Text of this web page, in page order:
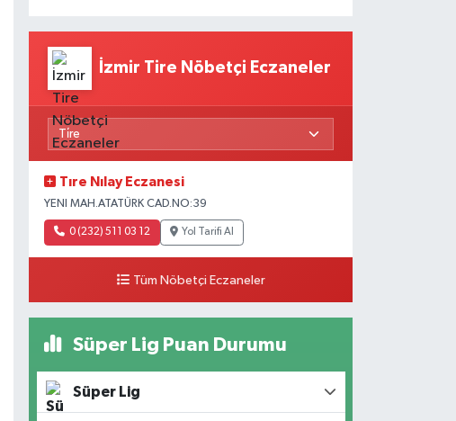
İzmir Tire Nöbetçi Eczaneler
Tıre Nılay Eczanesi
YENI MAH.ATATÜRK CAD.NO:39
0 (232) 511 03 12 Yol Tarifi Al
Tüm Nöbetçi Eczaneler
Süper Lig Puan Durumu
Süper Lig